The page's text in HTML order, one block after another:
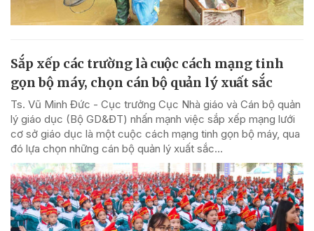
Sắp xếp các trường là cuộc cách mạng tinh
gọn bộ máy, chọn cán bộ quản lý xuất sắc
Ts. Vũ Minh Đức - Cục trưởng Cục Nhà giáo và Cán bộ quản
lý giáo dục (Bộ GD&ĐT) nhấn mạnh việc sắp xếp mạng lưới
cơ sở giáo dục là một cuộc cách mạng tinh gọn bộ máy, qua
đó lựa chọn những cán bộ quản lý xuất sắc...